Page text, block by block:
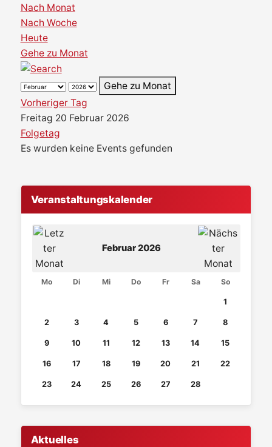
Nach Monat
Nach Woche
Heute
Gehe zu Monat
Gehe zu Monat
Vorheriger Tag
Freitag 20 Februar 2026
Folgetag
Es wurden keine Events gefunden
Veranstaltungskalender
Februar 2026
Mo Di Mi Do Fr Sa So
1
2 3 4 5 6 7 8
9 10 11 12 13 14 15
16 17 18 19 20 21 22
23 24 25 26 27 28
Aktuelles